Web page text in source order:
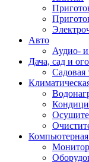
Авто
Аудио- и
Дача, сад и
Садовая
Компьютерная